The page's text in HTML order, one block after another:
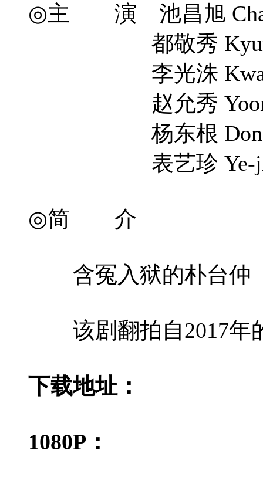
◎主 演 池昌旭
都敬秀 Kyung-
李光洙 Kwang-
赵允秀 Yoon-
杨东根 Dong-
表艺珍 Ye-jin
◎简 介
含冤入狱的朴台仲（
该剧翻拍自2017年
下载地址：
1080P：